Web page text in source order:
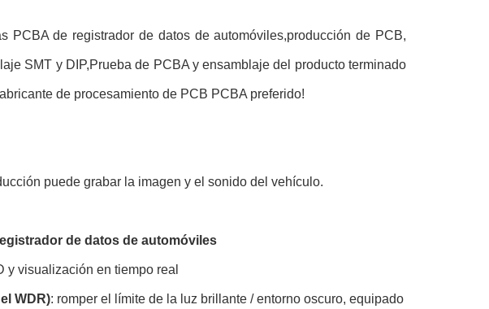
PCBA de registrador de datos de automóviles,producción de PCB,
SMT y DIP,Prueba de PCBA y ensamblaje del producto terminado
de procesamiento de PCB PCBA preferido!
puede grabar la imagen y el sonido del vehículo.
de datos de automóviles
y visualización en tiempo real
WDR): romper el límite de la luz brillante / entorno oscuro, equipado